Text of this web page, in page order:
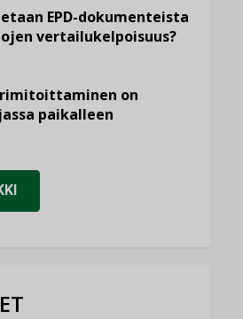
EPD-dokumenteista
vertailukelpoisuus?
on
paikalleen